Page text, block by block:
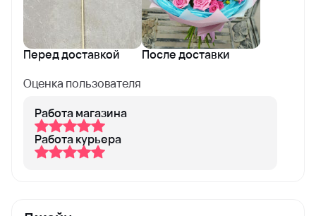
Перед доставкой
После доставки
Оценка пользователя
Работа магазина
Работа курьера